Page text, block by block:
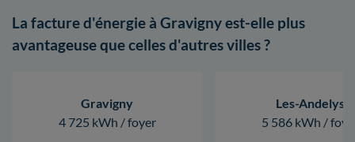
La facture d'énergie à Gravigny est-elle plus
avantageuse que celles d'autres villes ?
Gravigny
4 725 kWh / foyer
Les-Andelys
5 586 kWh /